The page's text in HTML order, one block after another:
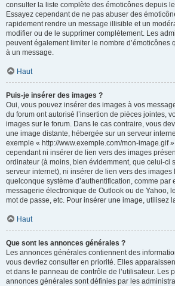
consulter la liste complète des émoticônes depuis
Essayez cependant de ne pas abuser des
rapidement rendre un message illisible et un
modifier ou de le supprimer complètement. Les
peuvent également limiter le nombre d’émoticônes
à un message.
Haut
Puis-je insérer des images ?
Oui, vous pouvez insérer des images à vos
du forum ont autorisé l’insertion de pièces jointes,
images sur le forum. Dans le cas contraire, vous
une image distante, hébergée sur un serveur
exemple « http://www.exemple.com/mon-image.gif
cependant ni insérer de lien vers des images
ordinateur (à moins, bien évidemment, que celui-ci
serveur internet), ni insérer de lien vers des
quelconque système d’authentification, comme par
messagerie électronique de Outlook ou de Yahoo,
mot de passe, etc. Pour insérer une image, utilisez
Haut
Que sont les annonces générales ?
Les annonces générales contiennent des
vous devriez consulter en priorité. Elles
et dans le panneau de contrôle de l’utilisateur. Les
annonces générales sont définies par les